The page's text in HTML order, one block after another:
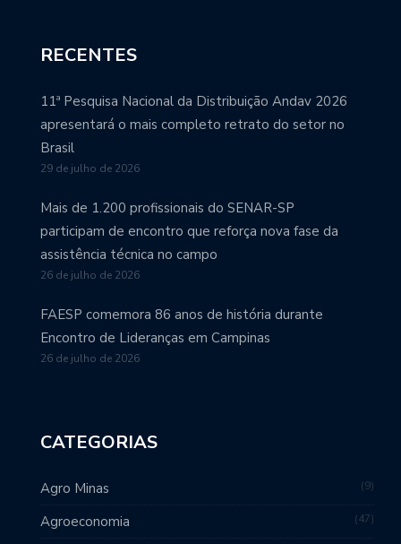
RECENTES
11ª Pesquisa Nacional da Distribuição Andav 2026
apresentará o mais completo retrato do setor no
Brasil
29 de julho de 2026
Mais de 1.200 profissionais do SENAR-SP
participam de encontro que reforça nova fase da
assistência técnica no campo
26 de julho de 2026
FAESP comemora 86 anos de história durante
Encontro de Lideranças em Campinas
26 de julho de 2026
CATEGORIAS
Agro Minas 9
Agroeconomia 47